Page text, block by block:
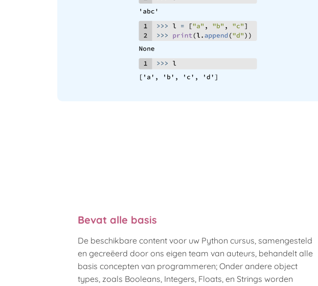
Bevat alle basis
De beschikbare content voor uw Python cursus, samengesteld
en gecreëerd door ons eigen team van auteurs, behandelt alle
basis concepten van programmeren; Onder andere object
types, zoals Booleans, Integers, Floats, en Strings worden